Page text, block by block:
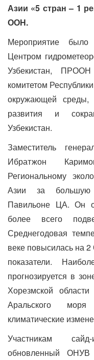
Азии «5 стран – 1
ООН.
Мероприятие было
Центром
Узбекистан, ПРООН
комитетом
окружающей среды,
развития и
Узбекистан.
Заместитель
Ибратжон
Региональному
Азии за большую
Павильоне ЦА. Он
более всего
Среднегодовая
веке повысилась на
показатели.
прогнозируется в
Хорезмской
Аральского моря
климатические
Участникам
обновленный ОНУВ